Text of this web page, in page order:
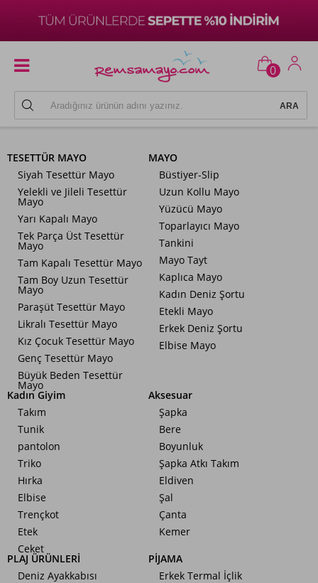
0
Kadın Giyim
Takım
Tunik
pantolon
Triko
Hırka
Elbise
Trençkot
Etek
Ceket
Aksesuar
Şapka
Bere
Boyunluk
Şapka Atkı Takım
Eldiven
Şal
Çanta
Kemer
TESETTÜR MAYO
Siyah Tesettür Mayo
Yelekli ve Jileli Tesettür
Mayo
Yarı Kapalı Mayo
Tek Parça Üst Tesettür
Mayo
Tam Kapalı Tesettür Mayo
Tam Boy Uzun Tesettür
Mayo
Paraşüt Tesettür Mayo
Likralı Tesettür Mayo
Kız Çocuk Tesettür Mayo
Genç Tesettür Mayo
Büyük Beden Tesettür
Mayo
PLAJ ÜRÜNLERİ
Deniz Ayakkabısı
PİJAMA
Erkek Termal İçlik
MAYO
Büstiyer-Slip
Uzun Kollu Mayo
Yüzücü Mayo
Toparlayıcı Mayo
Tankini
Mayo Tayt
Kaplıca Mayo
Kadın Deniz Şortu
Etekli Mayo
Erkek Deniz Şortu
Elbise Mayo